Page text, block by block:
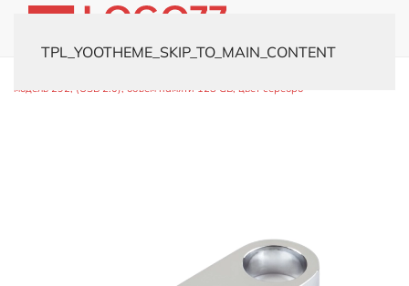
TPL_YOOTHEME_SKIP_TO_MAIN_CONTENT
модель 292, (USB 2.0), объем памяти 128 GB, цвет серебро